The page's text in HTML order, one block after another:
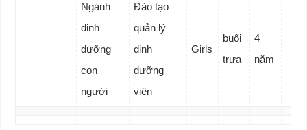
Ngành
dinh
dưỡng
con
người
Đào tạo
quản lý
dinh
dưỡng
viên
Girls
buổi
trưa
4
năm